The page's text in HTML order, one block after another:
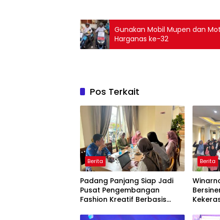
Gunakan Mobil Mupen dan
Harganas ke-32
Pos Terkait
Berita
Padang Panjang Siap Jadi
Pusat Pengembangan
Fashion Kreatif Berbasis
Berita